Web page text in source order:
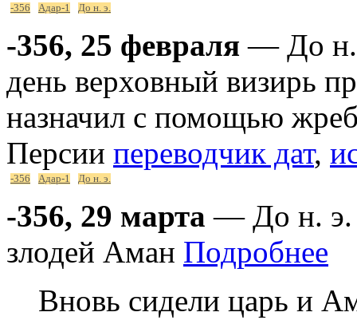
-356 Адар-1 До н. э.
-356, 25 февраля — До н.
день верховный визирь
назначил с помощью
Персии переводчик дат,
-356 Адар-1 До н. э.
-356, 29 марта — До н. э.
злодей Аман Подробнее
Вновь сидели царь и